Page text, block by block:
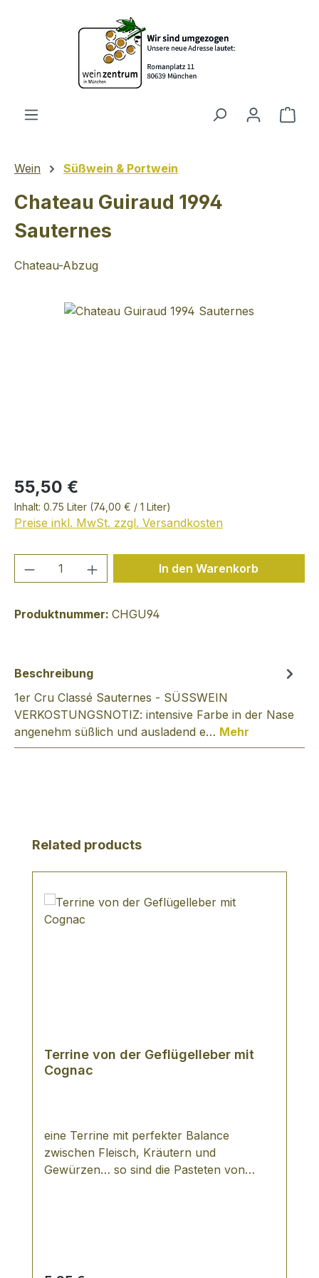
Zum Hauptinhalt springen
Wein Süßwein & Portwein
Chateau Guiraud 1994
Sauternes
Chateau-Abzug
Bildergalerie überspringen
55,50 €
Inhalt: 0.75 Liter (74,00 € / 1 Liter)
Preise inkl. MwSt. zzgl. Versandkosten
Produkt Anzahl: Gib denIn den Warenkorb
Produktnummer: CHGU94
Beschreibung
1er Cru Classé Sauternes - SÜSSWEIN
VERKOSTUNGSNOTIZ: intensive Farbe in der Nase
angenehm süßlich und ausladend e… Mehr
Produktgalerie überspringen
Related products
Terrine von der Geflügelleber mit
Cognac
eine Terrine mit perfekter Balance
zwischen Fleisch, Kräutern und
Gewürzen… so sind die Pasteten von
Zutaten verarbeitet, d.h. keinerlei